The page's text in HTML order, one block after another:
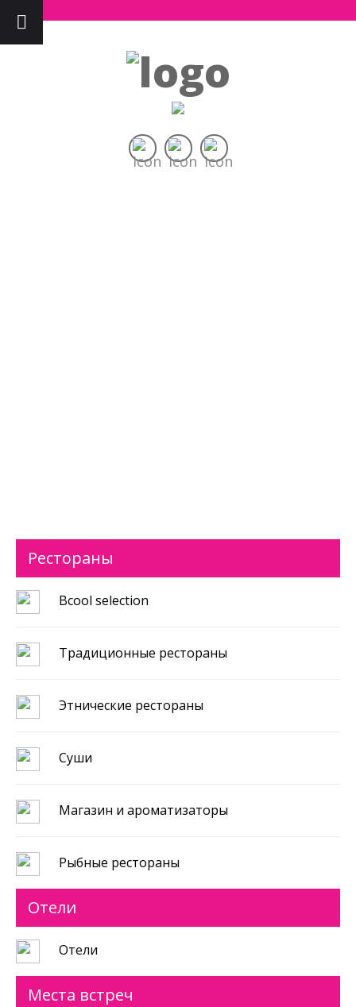
Рестораны
Bcool selection
Традиционные рестораны
Этнические рестораны
Cуши
Магазин и ароматизаторы
Рыбные рестораны
Отели
Отели
Места встреч